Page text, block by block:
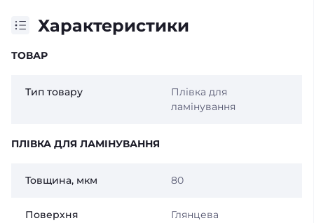
Характеристики
ТОВАР
Тип товару
Плівка для
ламінування
ПЛІВКА ДЛЯ ЛАМІНУВАННЯ
Товщина, мкм 80
Поверхня Глянцева